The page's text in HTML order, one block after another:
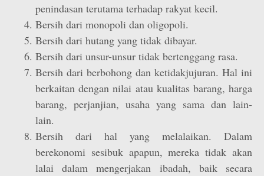
penindasan terutama terhadap rakyat kecil.
Bersih dari monopoli dan oligopoli.
Bersih dari hutang yang tidak dibayar.
Bersih dari unsur-unsur tidak bertenggang rasa.
Bersih dari berbohong dan ketidakjujuran. Hal ini
berkaitan dengan nilai atau kualitas barang, harga
barang, perjanjian, usaha yang sama dan lain-
lain.
Bersih dari hal yang melalaikan. Dalam
berekonomi sesibuk apapun, mereka tidak akan
lalai dalam mengerjakan ibadah, baik secara